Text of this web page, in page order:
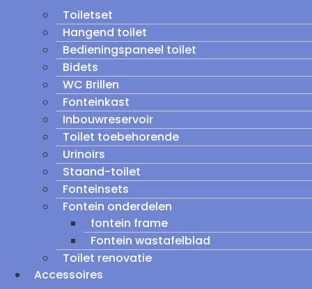
Toiletset
Hangend toilet
Bedieningspaneel toilet
Bidets
WC Brillen
Fonteinkast
Inbouwreservoir
Toilet toebehorende
Urinoirs
Staand-toilet
Fonteinsets
Fontein onderdelen
fontein frame
Fontein wastafelblad
Toilet renovatie
Accessoires